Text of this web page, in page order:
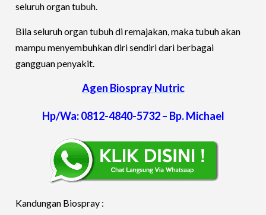
seluruh organ tubuh.
Bila seluruh organ tubuh di remajakan, maka tubuh akan
mampu menyembuhkan diri sendiri dari berbagai
gangguan penyakit.
Agen Biospray Nutric
Hp/Wa: 0812-4840-5732 – Bp. Michael
Kandungan Biospray :